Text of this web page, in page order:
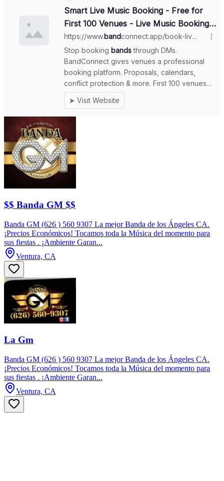
$$ Banda GM $$
Banda GM (626 ) 560 9307 La mejor Banda de los Ángeles CA.
¡Precios Económicos! Tocamos toda la Música del momento para
sus fiestas . ¡Ambiente Garan...
Ventura, CA
La Gm
Banda GM (626 ) 560 9307 La mejor Banda de los Ángeles CA.
¡Precios Económicos! Tocamos toda la Música del momento para
sus fiestas . ¡Ambiente Garan...
Ventura, CA